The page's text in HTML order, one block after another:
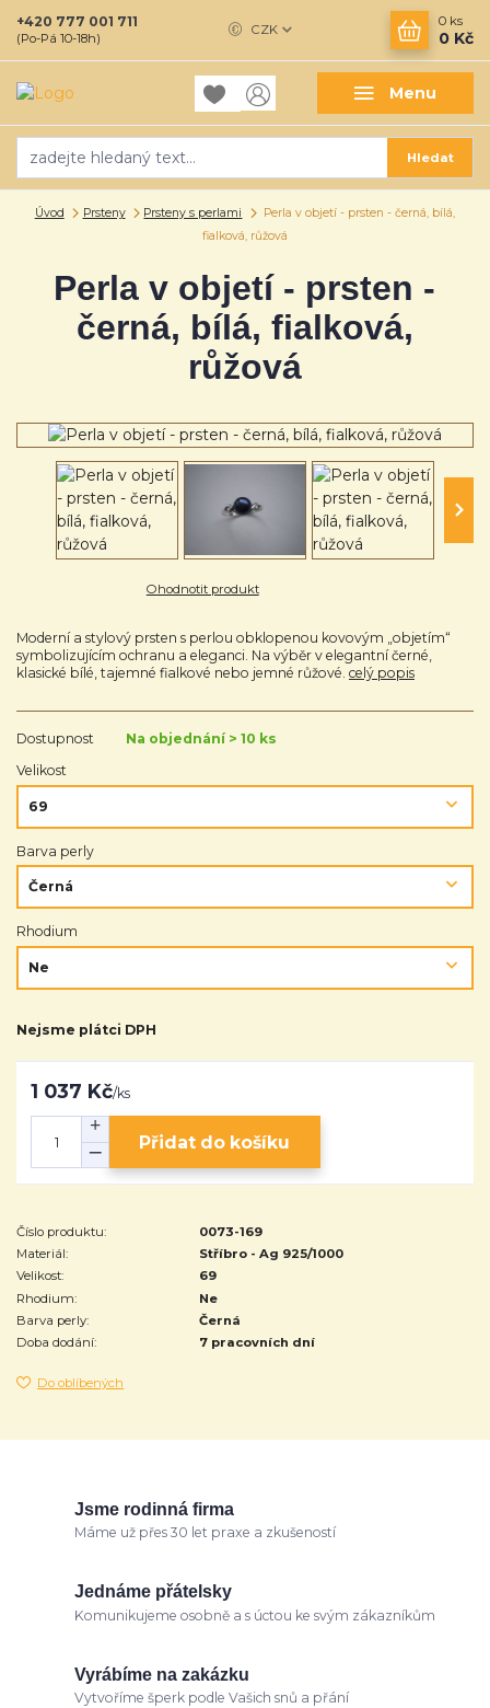
Menu
CZK
Hledat
+420 777 001 711
(Po-Pá 10-18h)
0 ks
0 Kč
Úvod Prsteny Prsteny s perlami
Perla v objetí - prsten - černá, bílá,
fialková, růžová
Perla v objetí - prsten -
černá, bílá, fialková,
růžová
Ohodnotit produkt
Moderní a stylový prsten s perlou obklopenou kovovým „objetím“
symbolizujícím ochranu a eleganci. Na výběr v elegantní černé,
klasické bílé, tajemné fialkové nebo jemné růžové. celý popis
Dostupnost
Na objednání > 10 ks
Velikost
Barva perly
Rhodium
Nejsme plátci DPH
1 037 Kč/ks
Přidat do košíku
Číslo produktu:
0073-169
Materiál:
Stříbro - Ag 925/1000
Velikost:
69
Rhodium:
Ne
Barva perly:
Černá
Doba dodání:
7 pracovních dní
Do oblíbených
Jsme rodinná firma
Máme už přes 30 let praxe a zkušeností
Jednáme přátelsky
Komunikujeme osobně a s úctou ke svým zákazníkům
Vyrábíme na zakázku
Vytvoříme šperk podle Vašich snů a přání